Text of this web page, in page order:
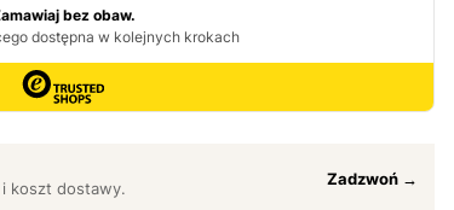
koszt dostawy.
Zadzwoń →